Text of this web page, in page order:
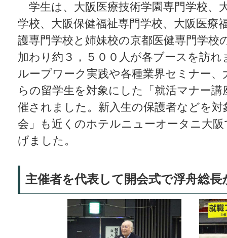
学生は、大阪医療技術学園専門学校、
学校、大阪保健福祉専門学校、大阪医療
護専門学校と姉妹校の京都医健専門学校
加わり約３，５００人が各ブースを訪
ループワーク実践や各種業界セミナー
らの留学生を対象にした「就活マナー
催されました。新入生の保護者などを
会」も近くのホテルニューオータニ大
げました。
主催者を代表して開会式で浮舟総長